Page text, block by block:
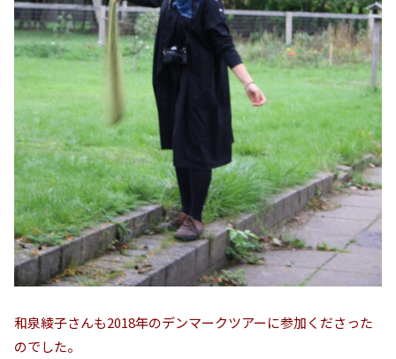
和泉綾子さんも2018年のデンマークツアーに参加くださった
のでした。